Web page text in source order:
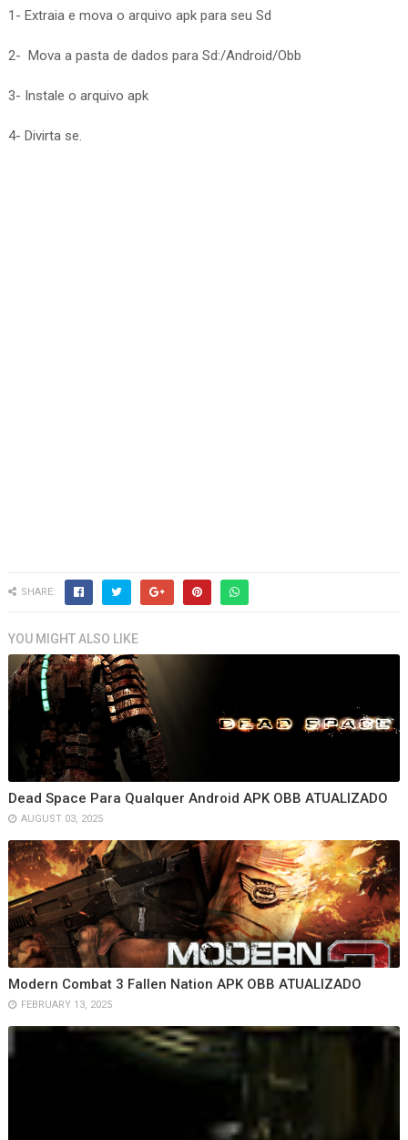
1- Extraia e mova o arquivo apk para seu Sd
2- Mova a pasta de dados para Sd:/Android/Obb
3- Instale o arquivo apk
4- Divirta se.
SHARE:
YOU MIGHT ALSO LIKE
Dead Space Para Qualquer Android APK OBB ATUALIZADO
AUGUST 03, 2025
Modern Combat 3 Fallen Nation APK OBB ATUALIZADO
FEBRUARY 13, 2025